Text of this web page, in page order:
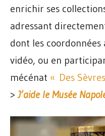
enrichir ses
adressant
dont les
vidéo, ou en
mécénat « Des
>J’aide le Musée